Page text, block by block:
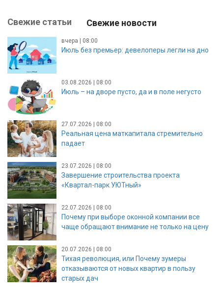
Свежие статьи Свежие новости
вчера | 08:00
Июль без премьер: девелоперы легли на дно
03.08.2026 | 08:00
Июль – на дворе пусто, да и в поле негусто
27.07.2026 | 08:00
Реальная цена маткапитала стремительно
падает
23.07.2026 | 08:00
Завершение строительства проекта
«Квартал-парк УЮТный»
22.07.2026 | 08:00
Почему при выборе оконной компании все
чаще обращают внимание не только на цену
20.07.2026 | 08:00
Тихая революция, или Почему зумеры
отказываются от новых квартир в пользу
старых дач